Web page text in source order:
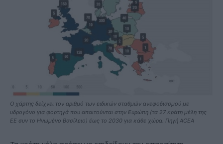
O χάρτης δείχνει τον αριθμό των ειδικών σταθμών ανεφοδιασμού με
υδρογόνο για φορτηγά που απαιτούνται στην Ευρώπη (τα 27 κράτη μέλη της
ΕΕ συν το Ηνωμένο Βασίλειο) έως το 2030 για κάθε χώρα. Πηγή ACEA